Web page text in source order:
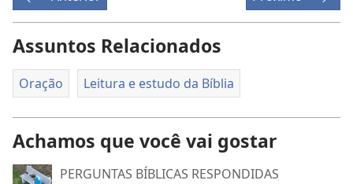
Assuntos Relacionados
Oração Leitura e estudo da Bíblia
Achamos que você vai gostar
PERGUNTAS BÍBLICAS RESPONDIDAS